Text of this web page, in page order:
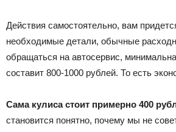
Действия самостоятельно, вам
необходимые детали, обычные
обращаться на автосервис,
составит 800-1000 рублей. То есть
Сама кулиса стоит примерно 400
становится понятно, почему мы не